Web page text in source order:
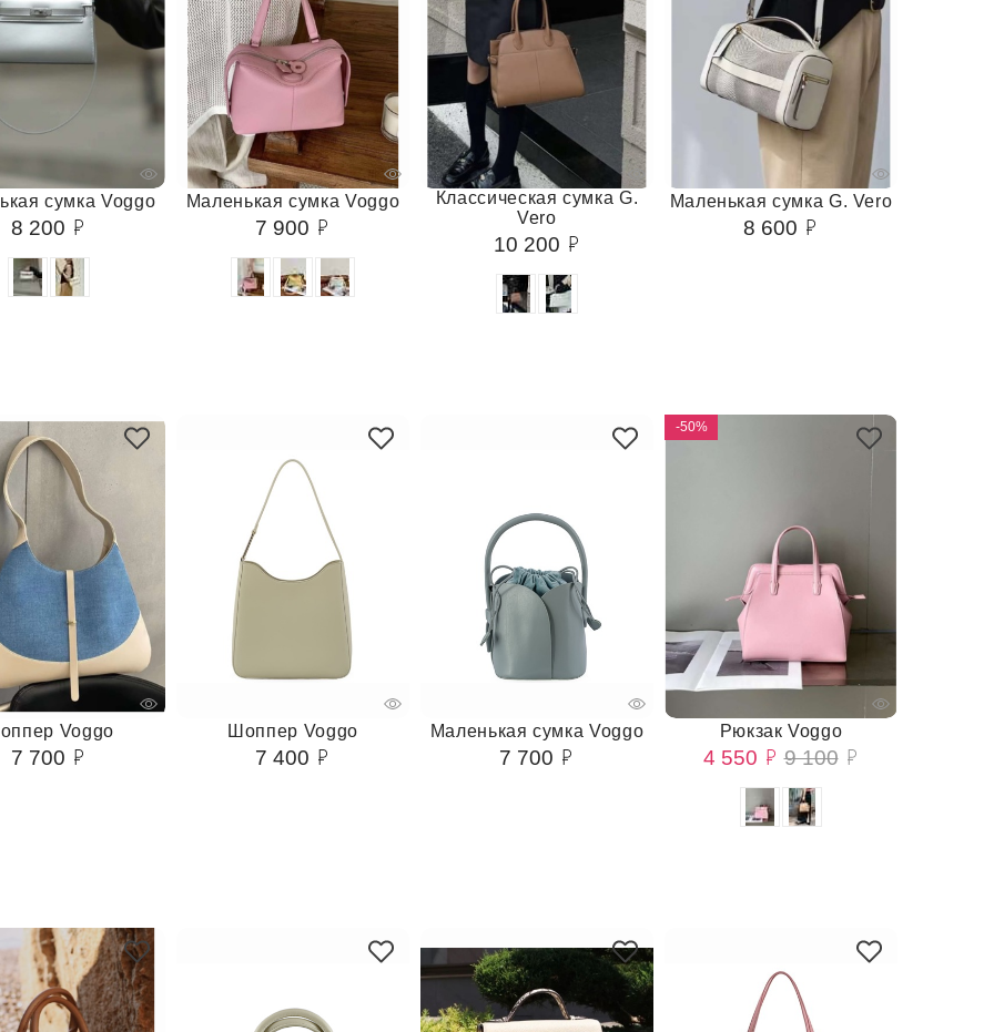
сумка Voggo
8 200
Маленькая сумка Voggo
7 900
Классическая сумка G.
Vero
10 200
Маленькая сумка G. Vero
8 600
Voggo
7 700
Шоппер Voggo
7 400
Маленькая сумка Voggo
7 700
-50%
Рюкзак Voggo
4 550 9 100